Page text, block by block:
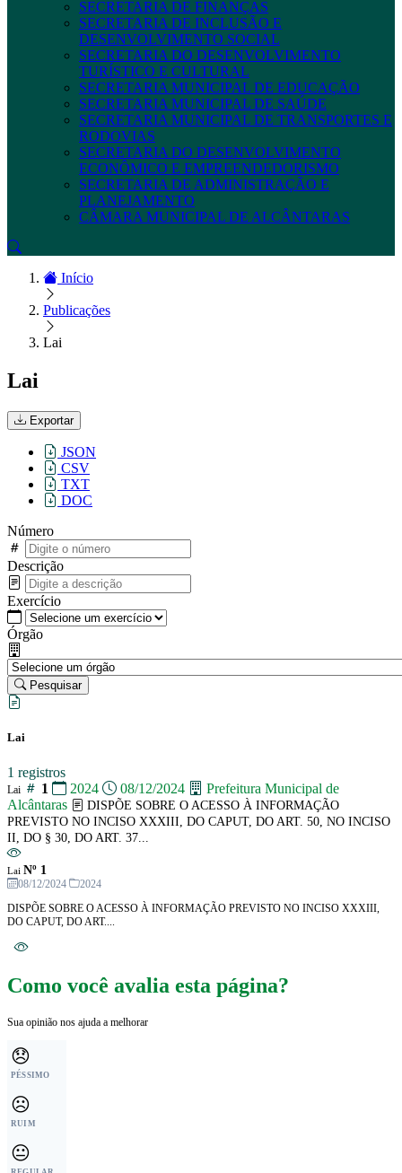
SECRETARIA DE FINANÇAS
SECRETARIA DE INCLUSÃO E
DESENVOLVIMENTO SOCIAL
SECRETARIA DO DESENVOLVIMENTO
TURÍSTICO E CULTURAL
SECRETARIA MUNICIPAL DE EDUCAÇÃO
SECRETARIA MUNICIPAL DE SAÚDE
SECRETARIA MUNICIPAL DE TRANSPORTES E
RODOVIAS
SECRETARIA DO DESENVOLVIMENTO
ECONÔMICO E EMPREENDEDORISMO
SECRETARIA DE ADMINISTRAÇÃO E
PLANEJAMENTO
CÂMARA MUNICIPAL DE ALCÂNTARAS
Início
Publicações
Lai
Lai
Exportar
JSON
CSV
TXT
DOC
Número
Descrição
Exercício
Órgão
Pesquisar
Lai
1 registros
Lai 1 2024 08/12/2024
Prefeitura Municipal de
Alcântaras
DISPÕE SOBRE O ACESSO À INFORMAÇÃO
PREVISTO NO INCISO XXXIII, DO CAPUT, DO ART. 50, NO INCISO
II, DO § 30, DO ART. 37...
Lai Nº 1
08/12/2024
2024
DISPÕE SOBRE O ACESSO À INFORMAÇÃO PREVISTO NO INCISO XXXIII,
DO CAPUT, DO ART....
Como você avalia esta página?
Sua opinião nos ajuda a melhorar
😞
PÉSSIMO
☹️
RUIM
😐